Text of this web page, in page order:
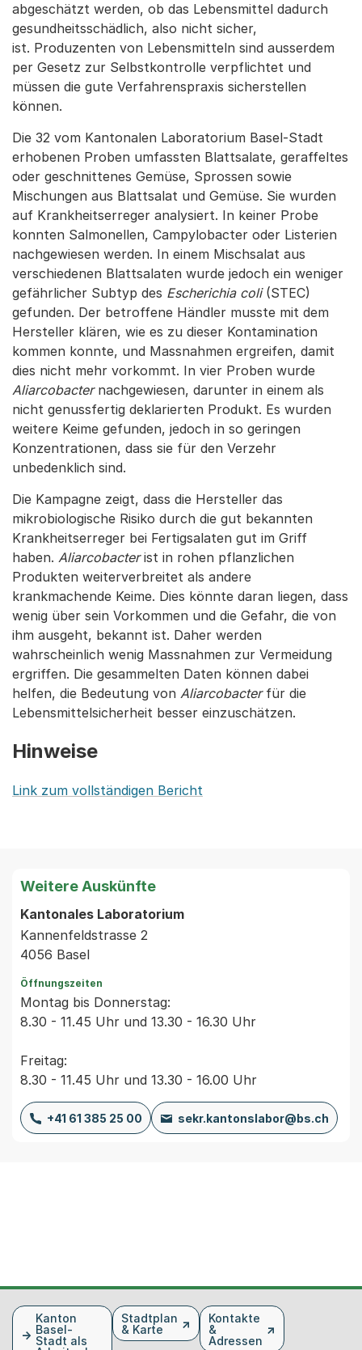
abgeschätzt werden, ob das Lebensmittel dadurch
gesundheitsschädlich, also nicht sicher,
ist. Produzenten von Lebensmitteln sind ausserdem
per Gesetz zur Selbstkontrolle verpflichtet und
müssen die gute Verfahrenspraxis sicherstellen
können.
Die 32 vom Kantonalen Laboratorium Basel-Stadt
erhobenen Proben umfassten Blattsalate, geraffeltes
oder geschnittenes Gemüse, Sprossen sowie
Mischungen aus Blattsalat und Gemüse. Sie wurden
auf Krankheitserreger analysiert. In keiner Probe
konnten Salmonellen, Campylobacter oder Listerien
nachgewiesen werden. In einem Mischsalat aus
verschiedenen Blattsalaten wurde jedoch ein weniger
gefährlicher Subtyp des Escherichia coli(STEC)
gefunden. Der betroffene Händler musste mit dem
Hersteller klären, wie es zu dieser Kontamination
kommen konnte, und Massnahmen ergreifen, damit
dies nicht mehr vorkommt. In vier Proben wurde
Aliarcobacternachgewiesen, darunter in einem als
nicht genussfertig deklarierten Produkt. Es wurden
weitere Keime gefunden, jedoch in so geringen
Konzentrationen, dass sie für den Verzehr
unbedenklich sind.
Die Kampagne zeigt, dass die Hersteller das
mikrobiologische Risiko durch die gut bekannten
Krankheitserreger bei Fertigsalaten gut im Griff
haben. Aliarcobacterist in rohen pflanzlichen
Produkten weiterverbreitet als andere
krankmachende Keime. Dies könnte daran liegen, dass
wenig über sein Vorkommen und die Gefahr, die von
ihm ausgeht, bekannt ist. Daher werden
wahrscheinlich wenig Massnahmen zur Vermeidung
ergriffen. Die gesammelten Daten können dabei
helfen, die Bedeutung von Aliarcobacterfür die
Lebensmittelsicherheit besser einzuschätzen.
Hinweise
Link zum vollständigen Bericht
Weitere Auskünfte
Kantonales Laboratorium
Kannenfeldstrasse 2
4056 Basel
Öffnungszeiten
Montag bis Donnerstag:
8.30 - 11.45 Uhr und 13.30 - 16.30 Uhr
Freitag:
8.30 - 11.45 Uhr und 13.30 - 16.00 Uhr
+41 61 385 25 00 sekr.kantonslabor@bs.ch
FusszeileKanton
Basel-
Stadt als
Stadtplan
& Karte
Kontakte
&
Adressen